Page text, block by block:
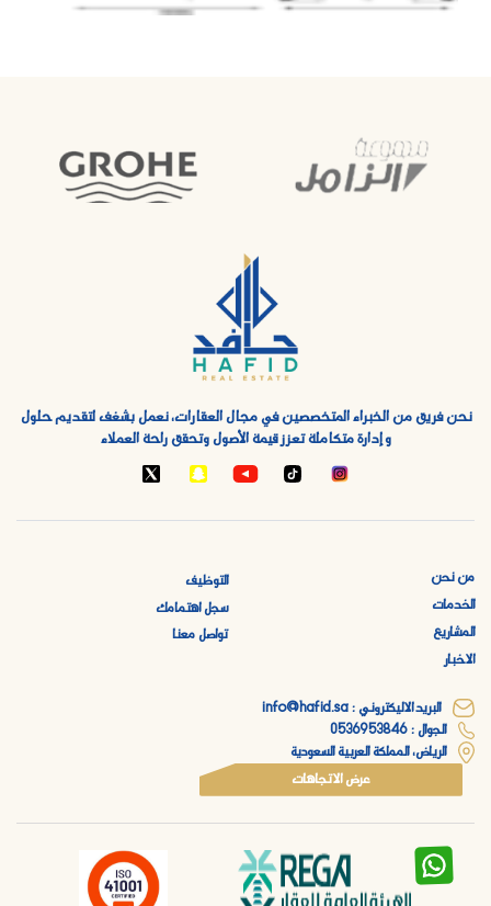
نحن فريق من الخبراء المتخصصين في مجال العقارات، نعمل بشغف لتقديم حلول
و إدارة متكاملة تعزز قيمة الأصول وتحقق راحة العملاء
من نحن
الخدمات
المشاريع
الاخبار
التوظيف
سجل اهتمامك
تواصل معنا
البريد الاليكتروني : info@hafid.sa
الجوال : 0536953846
الرياض، المملكة العربية السعودية
عرض الاتجاهات